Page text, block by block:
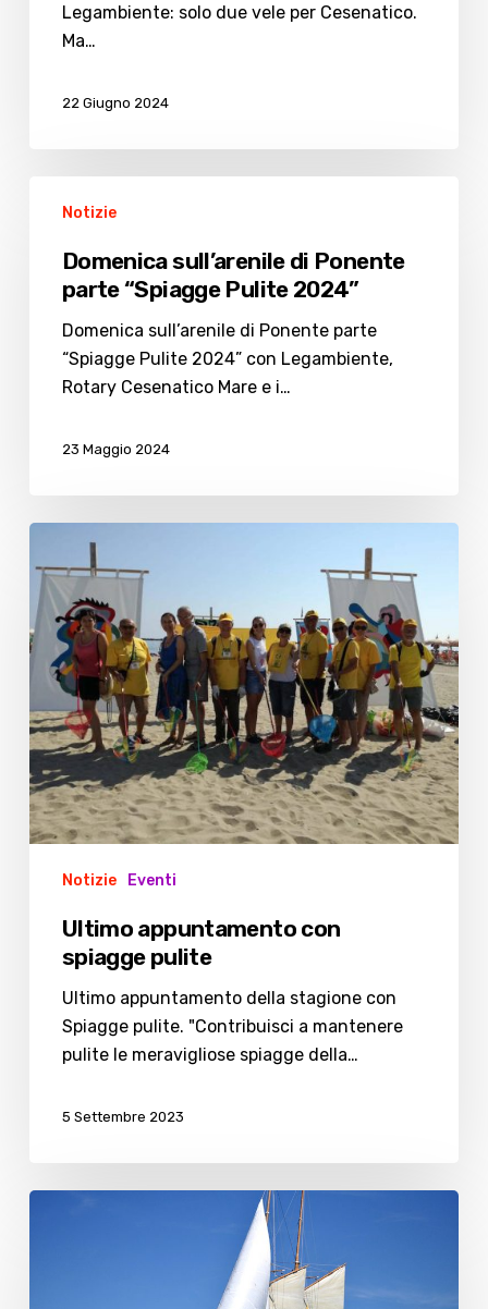
Legambiente: solo due vele per Cesenatico.
Ma…
22 Giugno 2024
sull’arenile
Ponente
parte
“Spiagge
Pulite
2024”
Notizie
Domenica sull’arenile di Ponente
parte “Spiagge Pulite 2024”
Domenica sull’arenile di Ponente parte
“Spiagge Pulite 2024” con Legambiente,
Rotary Cesenatico Mare e i…
23 Maggio 2024
appuntamento
con
spiagge
pulite
Notizie Eventi
Ultimo appuntamento con
spiagge pulite
Ultimo appuntamento della stagione con
Spiagge pulite. "Contribuisci a mantenere
pulite le meravigliose spiagge della…
5 Settembre 2023